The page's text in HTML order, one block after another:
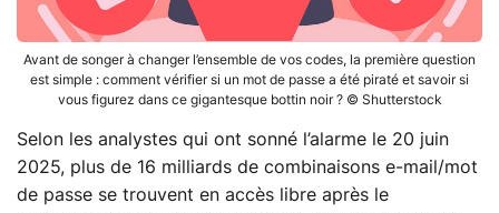
Avant de songer à changer l’ensemble de vos codes, la première question
est simple : comment vérifier si un mot de passe a été piraté et savoir si
vous figurez dans ce gigantesque bottin noir ? © Shutterstock
Selon les analystes qui ont sonné l’alarme le 20 juin
2025, plus de 16 milliards de combinaisons e-mail/mot
de passe se trouvent en accès libre après le